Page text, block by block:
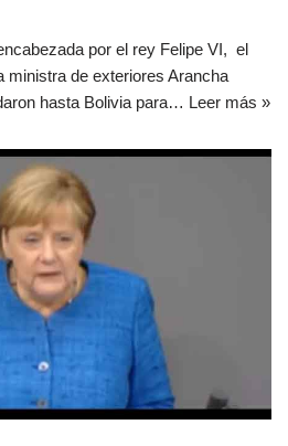
por el rey Felipe VI, el
ministra de exteriores Arancha
hasta Bolivia para… Leer más »